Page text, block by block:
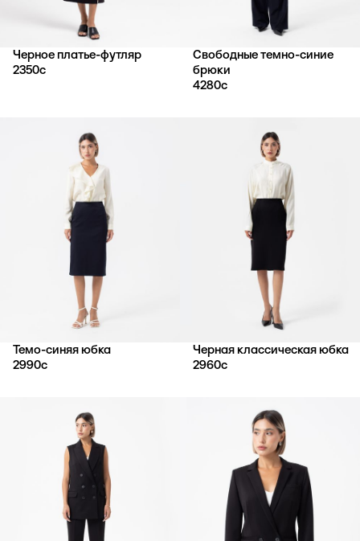
Черное платье-футляр
2350с
Свободные темно-синие
брюки
4280с
Темо-синяя юбка
2990с
Черная классическая юбка
2960с